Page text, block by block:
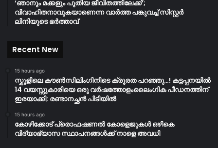
‘ഞാനും മക്കളും പുതിയ ജീവിതത്തിലേക്ക്’;
വിവാഹിതനാവുകയാണെന്ന വാർത്ത പങ്കുവച്ച് സിസ്റ്റർ
ലിനിയുടെ ഭർത്താവ്
Recent New
15 hours ago
സ്കൂളിലെ കൗൺസിലിംഗിനിടെ ക്രൂരത പറഞ്ഞു…! കട്ടപ്പനയിൽ
14 വയസ്സുകാരിയെ ഒരു വർഷത്തോളംലൈംഗിക പീഡനത്തിന്
ഇരയാക്കി; രണ്ടാനച്ഛൻ പിടിയിൽ
15 hours ago
കോഴിക്കോട് പ്രൊഫഷണൽ കോളെജുകൾ ഒഴികെ
വിദ്യാഭ്യാസ സ്ഥാപനങ്ങൾക്ക് നാളെ അവധി